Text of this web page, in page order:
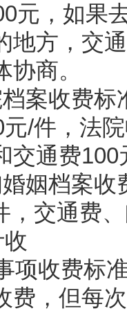
元，如果
地方，交
商。
案收费标
/件，法
交通费100
姻档案收
，交通费
项收费标
费，但每